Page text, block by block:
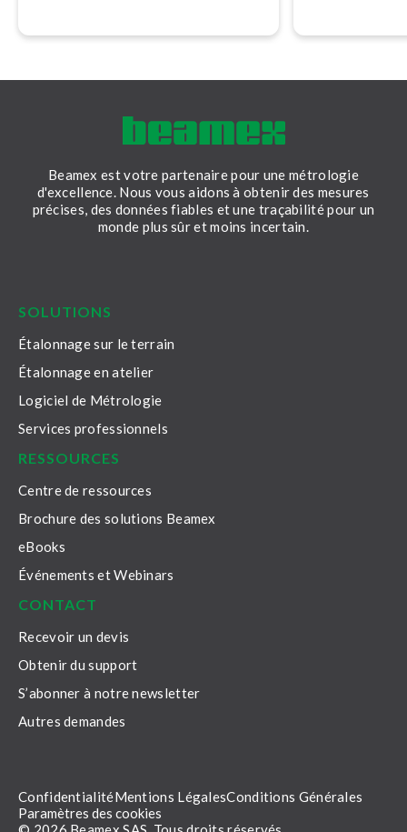
d’étalonnage
Beamex est votre partenaire pour une métrologie
d'excellence. Nous vous aidons à obtenir des mesures
précises, des données fiables et une traçabilité pour un
monde plus sûr et moins incertain.
SOLUTIONS
Étalonnage sur le terrain
Étalonnage en atelier
Logiciel de Métrologie
Services professionnels
RESSOURCES
Centre de ressources
Brochure des solutions Beamex
eBooks
Événements et Webinars
CONTACT
Recevoir un devis
Obtenir du support
S’abonner à notre newsletter
Autres demandes
ConfidentialitéMentions LégalesConditions Générales
Paramètres des cookies